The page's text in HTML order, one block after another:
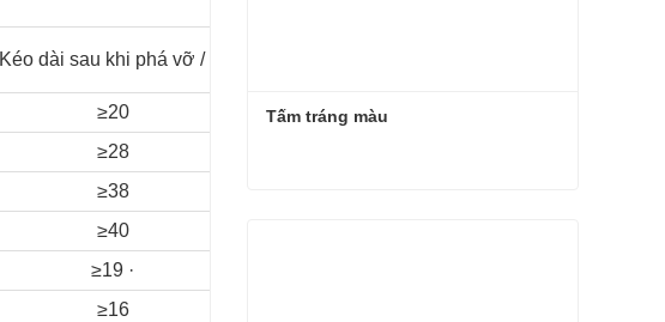
Kéo dài sau khi phá vỡ / %
≥20
≥28
≥38
≥40
≥19 ·
≥16
Tấm tráng màu